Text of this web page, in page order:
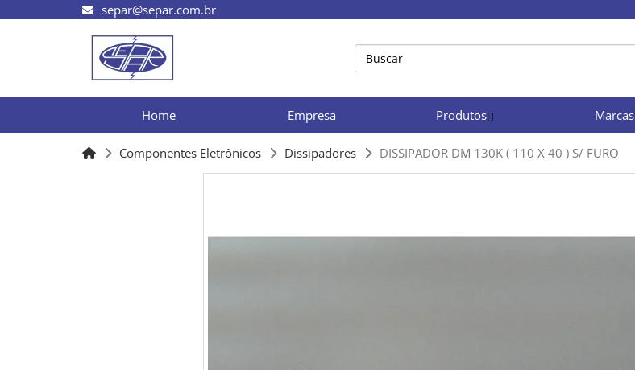
separ@separ.com.br
Home Empresa Produtos Marcas
Componentes Eletrônicos Dissipadores DISSIPADOR DM 130K ( 110 X 40 ) S/ FURO